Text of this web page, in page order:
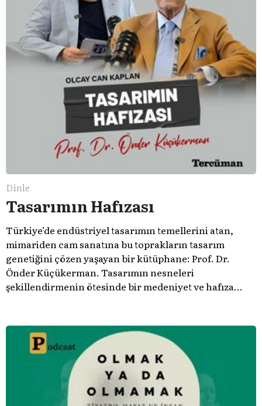
Dinle
Tasarımın Hafızası
Türkiye’de endüstriyel tasarımın temellerini atan,
mimariden cam sanatına bu toprakların tasarım
genetiğini çözen yaşayan bir kütüphane: Prof. Dr.
Önder Küçükerman. ​Tasarımın nesneleri
şekillendirmenin ötesinde bir medeniyet ve hafıza